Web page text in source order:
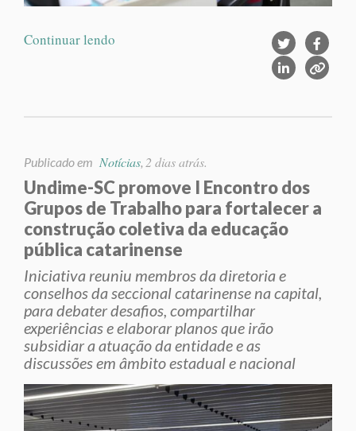
Continuar lendo
Publicado em Notícias, 2 dias atrás.
Undime-SC promove I Encontro dos
Grupos de Trabalho para fortalecer a
construção coletiva da educação
pública catarinense
Iniciativa reuniu membros da diretoria e
conselhos da seccional catarinense na capital,
para debater desafios, compartilhar
experiências e elaborar planos que irão
subsidiar a atuação da entidade e as
discussões em âmbito estadual e nacional